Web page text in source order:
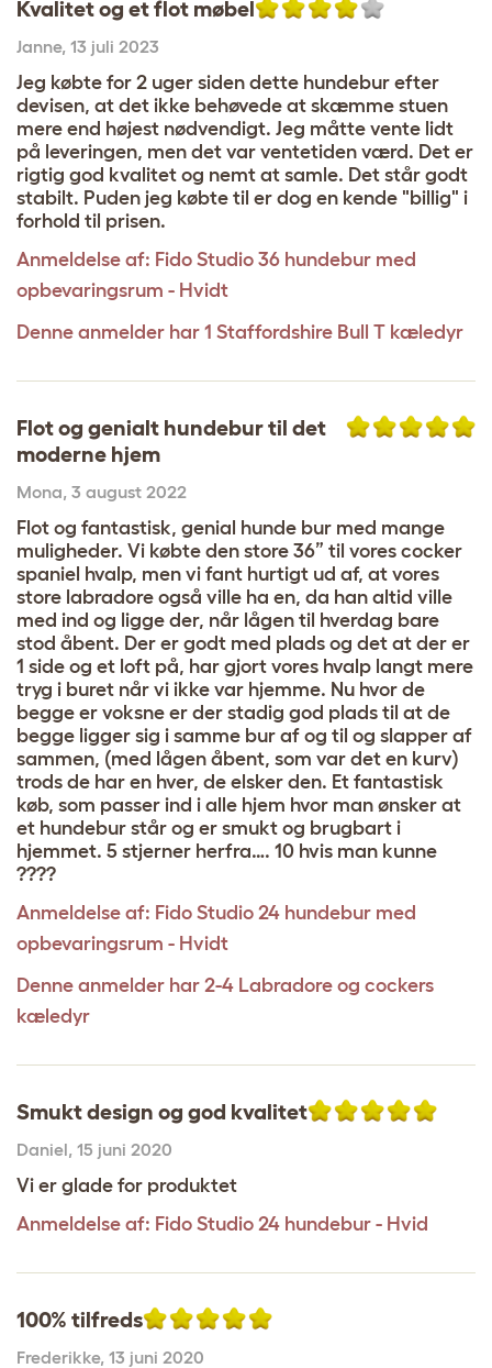
Kvalitet og et flot møbel
Janne, 13 juli 2023
Jeg købte for 2 uger siden dette hundebur efter
devisen, at det ikke behøvede at skæmme stuen
mere end højest nødvendigt. Jeg måtte vente lidt
på leveringen, men det var ventetiden værd. Det er
rigtig god kvalitet og nemt at samle. Det står godt
stabilt. Puden jeg købte til er dog en kende "billig" i
forhold til prisen.
Anmeldelse af: Fido Studio 36 hundebur med
opbevaringsrum - Hvidt
Denne anmelder har 1 Staffordshire Bull T kæledyr
Flot og genialt hundebur til det
moderne hjem
Mona, 3 august 2022
Flot og fantastisk, genial hunde bur med mange
muligheder. Vi købte den store 36” til vores cocker
spaniel hvalp, men vi fant hurtigt ud af, at vores
store labradore også ville ha en, da han altid ville
med ind og ligge der, når lågen til hverdag bare
stod åbent. Der er godt med plads og det at der er
1 side og et loft på, har gjort vores hvalp langt mere
tryg i buret når vi ikke var hjemme. Nu hvor de
begge er voksne er der stadig god plads til at de
begge ligger sig i samme bur af og til og slapper af
sammen, (med lågen åbent, som var det en kurv)
trods de har en hver, de elsker den. Et fantastisk
køb, som passer ind i alle hjem hvor man ønsker at
et hundebur står og er smukt og brugbart i
hjemmet. 5 stjerner herfra…. 10 hvis man kunne
????
Anmeldelse af: Fido Studio 24 hundebur med
opbevaringsrum - Hvidt
Denne anmelder har 2-4 Labradore og cockers
kæledyr
Smukt design og god kvalitet
Daniel, 15 juni 2020
Vi er glade for produktet
Anmeldelse af: Fido Studio 24 hundebur - Hvid
100% tilfreds
Frederikke, 13 juni 2020